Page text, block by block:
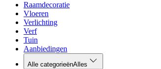
Raamdecoratie
Vloeren
Verlichting
Verf
Tuin
Aanbiedingen
Alle categorieënAlles